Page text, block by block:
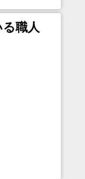
職人